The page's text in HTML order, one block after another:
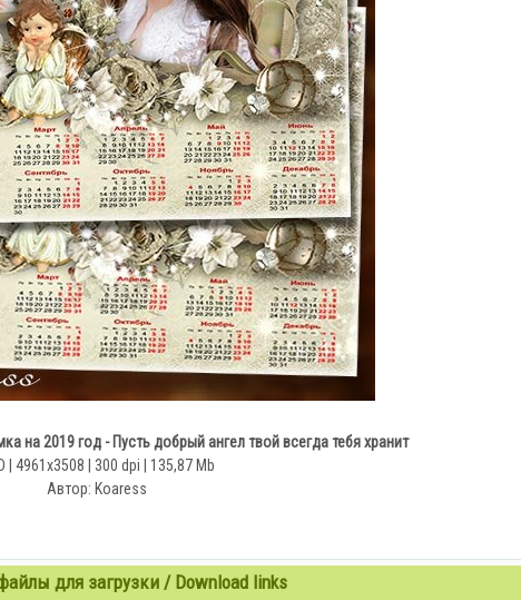
на 2019 год - Пусть добрый ангел твой всегда тебя хранит
| 4961x3508 | 300 dpi | 135,87 Mb
Автор: Koaress
для загрузки / Download links